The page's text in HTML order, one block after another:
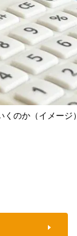
のか（イメージ）